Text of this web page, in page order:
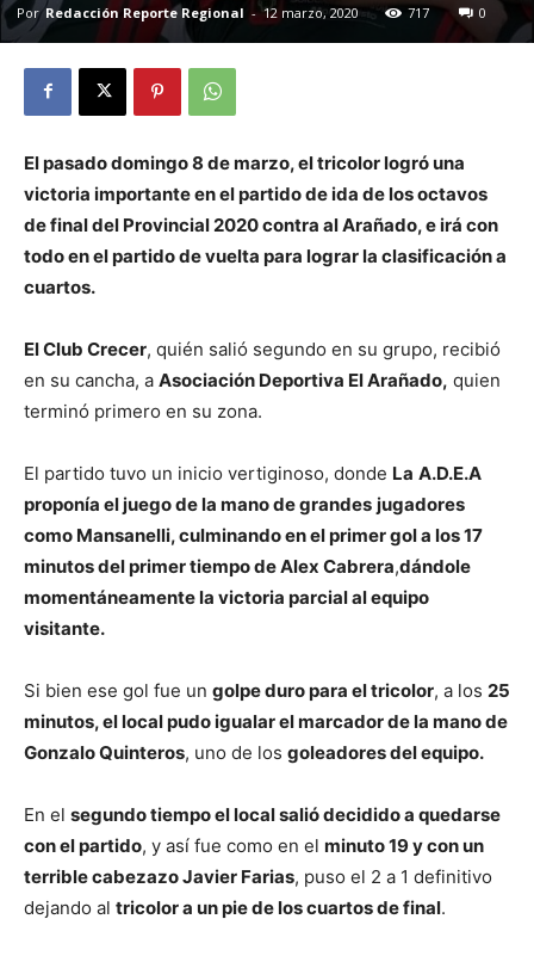
Por Redacción Reporte Regional - 12 marzo, 2020 717 0
El pasado domingo 8 de marzo, el tricolor logró una
victoria importante en el partido de ida de los octavos
de final del Provincial 2020 contra al Arañado, e irá con
todo en el partido de vuelta para lograr la clasificación a
cuartos.
El Club Crecer, quién salió segundo en su grupo, recibió
en su cancha, a Asociación Deportiva El Arañado, quien
terminó primero en su zona.
El partido tuvo un inicio vertiginoso, donde La A.D.E.A
proponía el juego de la mano de grandes jugadores
como Mansanelli, culminando en el primer gol a los 17
minutos del primer tiempo de Alex Cabrera,dándole
momentáneamente la victoria parcial al equipo
visitante.
Si bien ese gol fue un golpe duro para el tricolor, a los 25
minutos, el local pudo igualar el marcador de la mano de
Gonzalo Quinteros, uno de los goleadores del equipo.
En el segundo tiempo el local salió decidido a quedarse
con el partido, y así fue como en el minuto 19 y con un
terrible cabezazo Javier Farias, puso el 2 a 1 definitivo
dejando al tricolor a un pie de los cuartos de final.